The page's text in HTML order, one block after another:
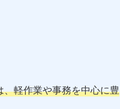
、軽作業や事務を中心に豊